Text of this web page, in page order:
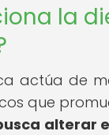
la
actúa de
que
alterar